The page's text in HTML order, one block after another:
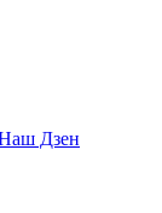
Дзен